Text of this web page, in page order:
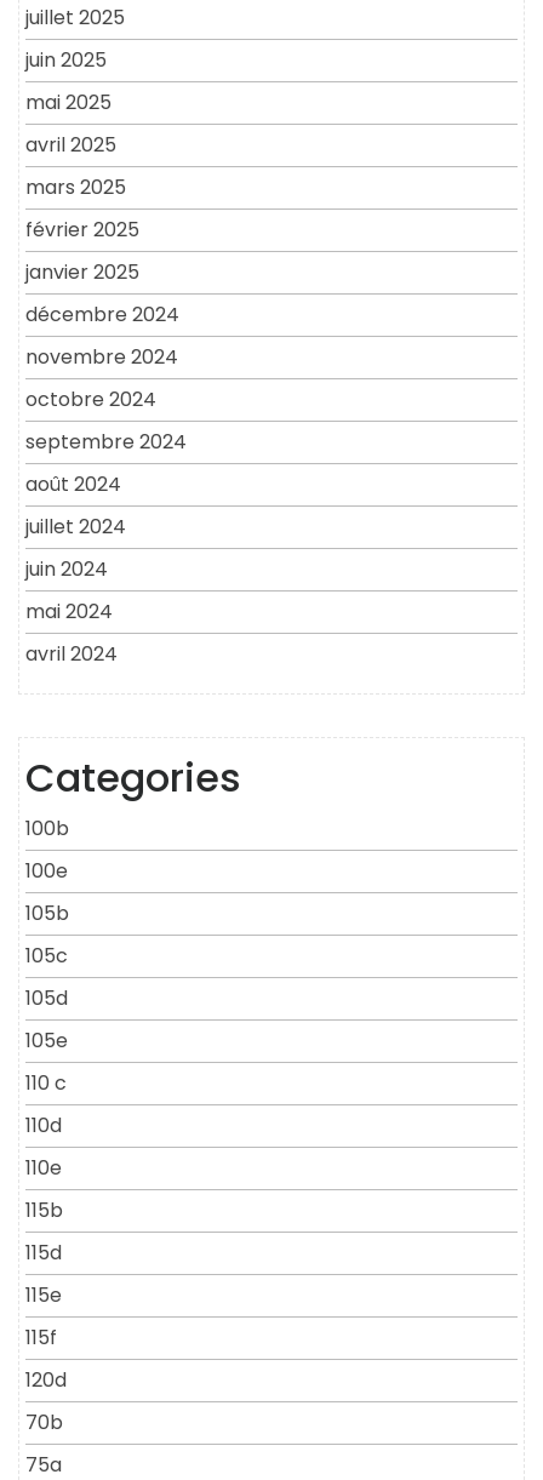
juillet 2025
juin 2025
mai 2025
avril 2025
mars 2025
février 2025
janvier 2025
décembre 2024
novembre 2024
octobre 2024
septembre 2024
août 2024
juillet 2024
juin 2024
mai 2024
avril 2024
Categories
100b
100e
105b
105c
105d
105e
110 c
110d
110e
115b
115d
115e
115f
120d
70b
75a